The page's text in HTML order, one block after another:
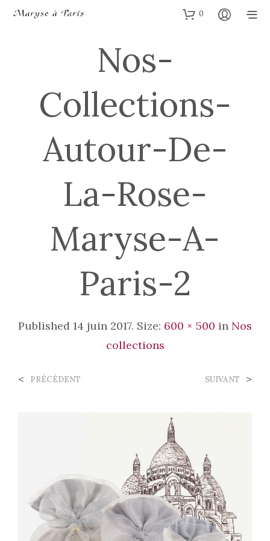
0
Nos-
Collections-
Autour-De-
La-Rose-
Maryse-A-
Paris-2
Published 14 juin 2017. Size: 600 × 500 in Nos
collections
< PRÉCÉDENT SUIVANT >